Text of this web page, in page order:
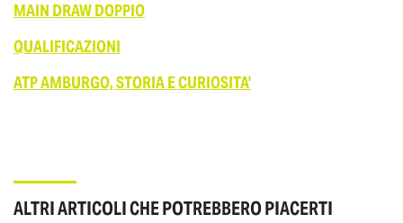
MAIN DRAW DOPPIO
QUALIFICAZIONI
ATP AMBURGO, STORIA E CURIOSITA'
ALTRI ARTICOLI CHE POTREBBERO PIACERTI